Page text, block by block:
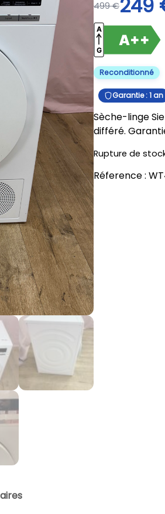
499€249
Reconditionné
Garantie : 1 an
Sèche-linge
différé.
Rupture de
Réference :